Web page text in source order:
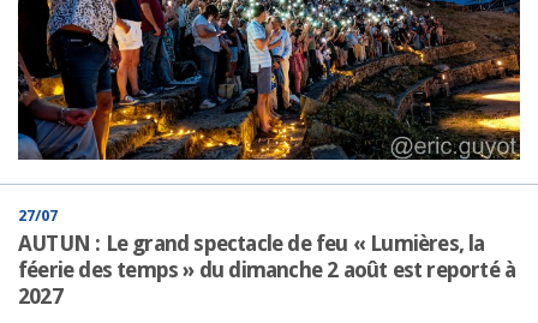
27/07
AUTUN : Le grand spectacle de feu « Lumières, la
féerie des temps » du dimanche 2 août est reporté à
2027